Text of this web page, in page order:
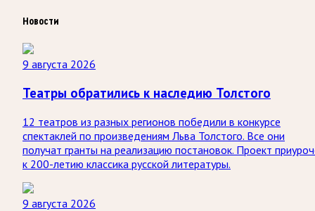
Новости
9 августа 2026
Театры обратились к наследию Толстого
12 театров из разных регионов победили в конкурсе
спектаклей по произведениям Льва Толстого. Все они
получат гранты на реализацию постановок. Проект
к 200-летию классика русской литературы.
9 августа 2026